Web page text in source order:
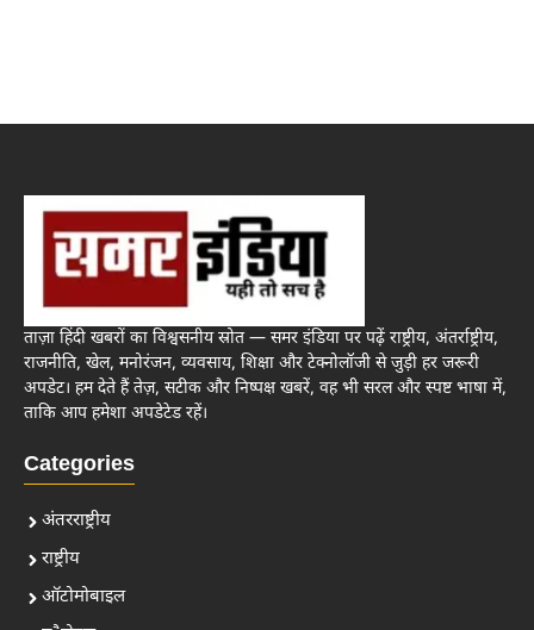
ताज़ा हिंदी खबरों का विश्वसनीय स्रोत — समर इंडिया पर पढ़ें राष्ट्रीय, अंतर्राष्ट्रीय,
राजनीति, खेल, मनोरंजन, व्यवसाय, शिक्षा और टेक्नोलॉजी से जुड़ी हर जरूरी
अपडेट। हम देते हैं तेज़, सटीक और निष्पक्ष खबरें, वह भी सरल और स्पष्ट भाषा में,
ताकि आप हमेशा अपडेटेड रहें।
Categories
अंतरराष्ट्रीय
राष्ट्रीय
ऑटोमोबाइल